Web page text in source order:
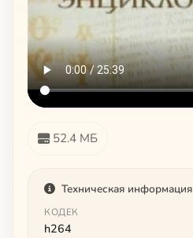
52.4 МБ
Техническая информация
КОДЕК
h264